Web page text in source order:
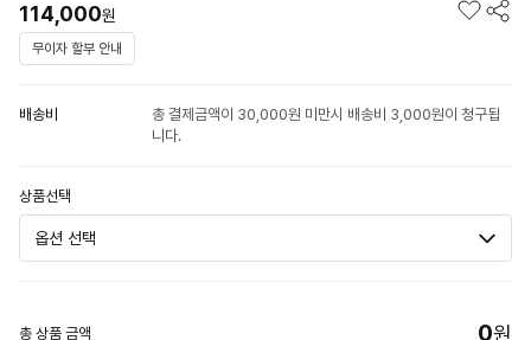
114,000원
무이자 할부 안내
배송비
총 결제금액이 30,000원 미만시 배송비 3,000원이 청구됩
니다.
상품선택
총 상품 금액 0원